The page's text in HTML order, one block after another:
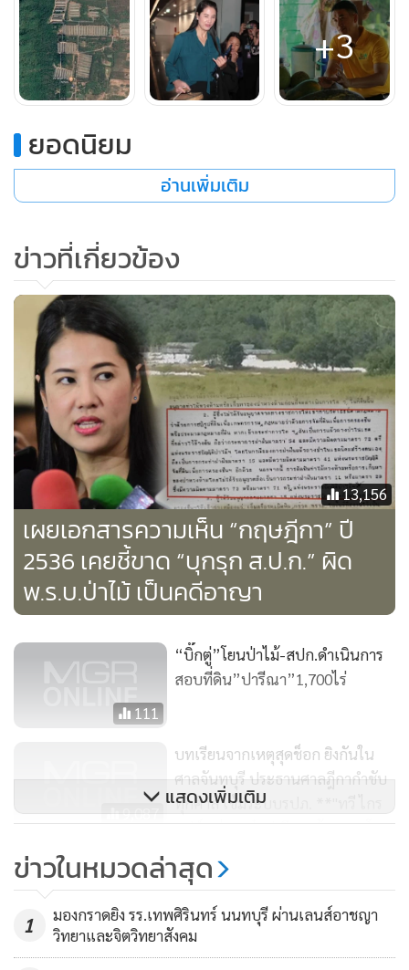
“เอ๋-ปารีณา”บอกว่าไม่ได้เข้าไปครอบครอง เพราะที่ดินยังเป็น
ของหลวง เธอเพียงเข้าไปทำประโยชน์ แล้วเสียภาษีให้รัฐโดยถูก
ต้องตามกฎหมายเท่านั้น และที่ ภบท.5 ก็มีอยู่มากมายทั่ว
ประเทศ ที่เกษตรกรก็เข้าไปทำประโยชน์ โดยไม่ได้สิทธิ์ครอบ
ราะป.ป.ช. ขอความร่วมมือมาว่า ถ้ามีที่ดินประเภทของกรมป่าไม้
ที่เข้าไปทำกินอยู่ให้แจ้งด้วย จึงได้แจ้งไป เพื่อความบริสุทธิ์ใจ ให้
มีการตรวจสอบได้ แต่ไม่ได้ประเมินราคา เพราะกรมที่ดิน ไม่รับ
ขณะที่“ทวี ไกรคุปต์”ผู้เป็นพ่อออกโรงมาชี้แจงว่า ที่ดินนี้ครอบ
ครองมานาน โดยซื้อมาจากชาวบ้าน ไม่ได้บุกรุก ตอนออก
ประกาศเป็นที่ดิน ส.ป.ก. เมื่อปี 2537 พื้นที่ตรงนี้ไม่ใช่เขต ส.ป.ก.
เพราะเขาเห็นว่ามีการเข้าทำประโยชน์อยู่แล้ว จึงไม่ประกาศให้
เป็นที่ ส.ป.ก. ต่อมาปี 2554 กรมป่าไม้ ได้ยกที่ดินบริเวณดังกล่าว
ให้เป็น ส.ป.ก. และทาง ส.ป.ก. ก็ประกาศเป็นเขตปฏิรูปในปี
เดียวกัน
น.ส.ปารีณา ไกรคุปต์
+3
ยอดนิยม
อ่านเพิ่มเติม
ข่าวที่เกี่ยวข้อง
13,156
เผยเอกสารความเห็น “กฤษฎีกา” ปี
2536 เคยชี้ขาด “บุกรุก ส.ป.ก.” ผิด
พ.ร.บ.ป่าไม้ เป็นคดีอาญา
111
“บิ๊กตู่”โยนป่าไม้-สปก.ดำเนินการ
สอบที่ดิน”ปารีณา”1,700ไร่
9,087
บทเรียนจากเหตุสุดช็อก ยิงกันใน
ศาลจันทบุรี ประธานศาลฎีกากำชับ
ทุกศาล เข้มระบบรปภ. **"ทวี ไกร
คุปต์" พ่อ "เอ๋" ปารีณา ต้องออกโรง
ครองที่ ภบท.5 กว่า 1,700ไร่
ข่าวปนคน คนปนข่าว
แสดงเพิ่มเติม
ข่าวในหมวดล่าสุด
1
มองกราดยิง รร.เทพศิรินทร์ นนทบุรี ผ่านเลนส์อาชญา
วิทยาและจิตวิทยาสังคม